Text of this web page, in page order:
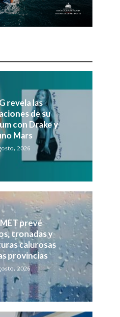
revela las
de su
con Drake y
Mars
2026
prevé
tronadas y
calurosas
provincias
2026